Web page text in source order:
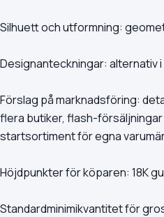
Silhuett och utformning:
Designanteckningar: alternativ
Förslag på marknadsföring:
flera butiker, flash-försäljningar
startsortiment för egna
Höjdpunkter för köparen: 18K
Standardminimikvantitet för